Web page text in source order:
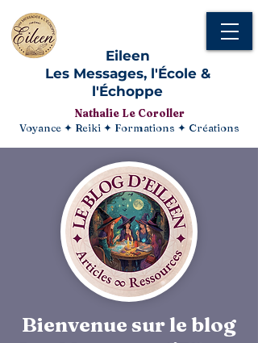
Eileen
Les Messages, l'École &
l'Échoppe
Nathalie Le Coroller
Voyance ✦ Reiki ✦ Formations ✦ Créations
Bienvenue sur le blog